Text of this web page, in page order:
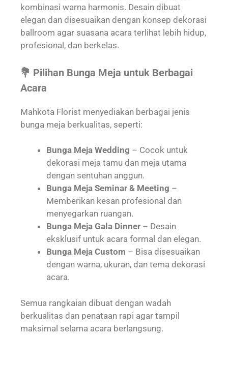
kombinasi warna harmonis. Desain dibuat
elegan dan disesuaikan dengan konsep dekorasi
ballroom agar suasana acara terlihat lebih hidup,
profesional, dan berkelas.
💐 Pilihan Bunga Meja untuk Berbagai
Acara
Mahkota Florist menyediakan berbagai jenis
bunga meja berkualitas, seperti:
Bunga Meja Wedding – Cocok untuk
dekorasi meja tamu dan meja utama
dengan sentuhan anggun.
Bunga Meja Seminar & Meeting –
Memberikan kesan profesional dan
menyegarkan ruangan.
Bunga Meja Gala Dinner – Desain
eksklusif untuk acara formal dan elegan.
Bunga Meja Custom – Bisa disesuaikan
dengan warna, ukuran, dan tema dekorasi
acara.
Semua rangkaian dibuat dengan wadah
berkualitas dan penataan rapi agar tampil
maksimal selama acara berlangsung.